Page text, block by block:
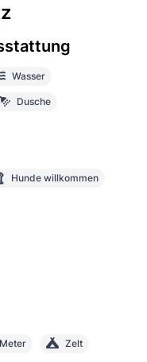
Wasser
Dusche
Hunde willkommen
Zelt